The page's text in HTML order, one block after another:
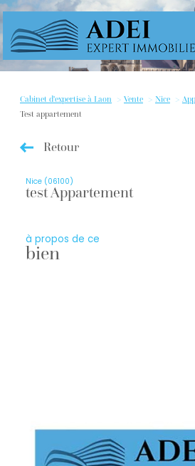
Accueil
Langue
fr
Cabinet d'expertise à Laon Vente Nice
Test appartement
Retour
Nice (06100)
test Appartement
à propos de ce
bien
Plus d'informations sur
le quartier